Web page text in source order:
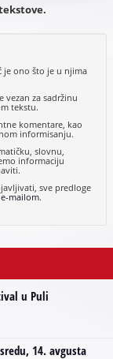
je ono što je u njima
za sadržinu
tekstu.
komentare, kao
informisanju.
slovnu,
informaciju
sve predloge
e-mailom.
u Puli
14. avgusta